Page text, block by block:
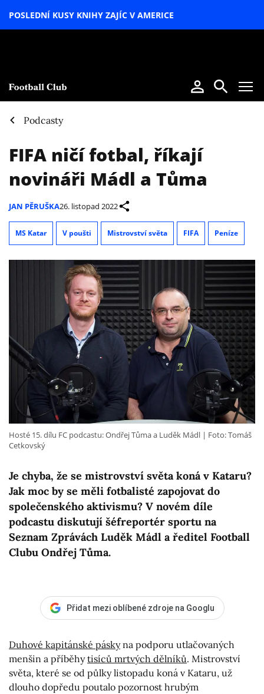
POSLEDNÍ KUSY KNIHY ZAJÍC V AMERICE
Podcasty
FIFA ničí fotbal, říkají
novináři Mádl a Tůma
JAN PĚRUŠKA26. listopad 2022
MS Katar V poušti Mistrovství světa FIFA Peníze
Je chyba, že se mistrovství světa koná v Kataru?
Jak moc by se měli fotbalisté zapojovat do
společenského aktivismu? V novém díle
podcastu diskutují šéfreportér sportu na
Seznam Zprávách Luděk Mádl a ředitel Football
Clubu Ondřej Tůma.
Hosté 15. dílu FC podcastu: Ondřej Tůma a Luděk Mádl
Foto: Tomáš
Cetkovský
Přidat mezi oblíbené zdroje na Googlu
Duhové kapitánské páskyna podporu utlačovaných
menšin a příběhytisíců mrtvých dělníků. Mistrovství
světa, které se od půlky listopadu koná v Kataru, už
dlouho dopředu poutalo pozornost hrubým